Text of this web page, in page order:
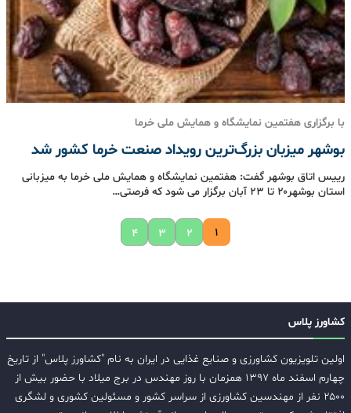
با برگزاری هفتمین نمایشگاه و همایش ملی خرما
بوشهر میزبان بزرگ‌ترین رویداد صنعت خرما کشور شد
رییس اتاق بوشهر گفت: هفتمین نمایشگاه و همایش ملی خرما به میزبانی
استان بوشهر۲۰ تا ۲۳ آبان برگزار می شود که فرصتی…
۱ ۲ ۳ ۴
کشاورز پلاس
اولین تلویزیون کشاورزی و صنایع غذایی در ایران به نام "کشاورز پلاس" از تاریخ
چهارم اسفند ماه ۱۳۹۷ همزمان با روز مهندس در برج میلاد با حضور بیش از
۲۵۰۰ نفر از مهندسین کشاورزی از سراسر کشور و مسئولین کشوری و لشگری